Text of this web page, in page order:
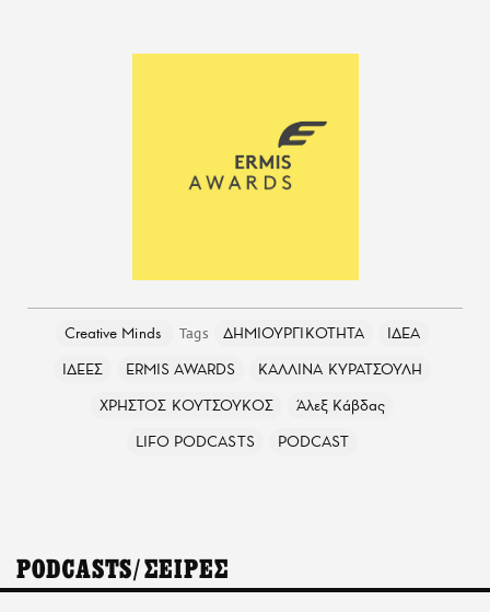
Creative Minds ΔΗΜΙΟΥΡΓΙΚΟΤΗΤΑ
ΙΔΕΑ
ΙΔΕΕΣ
ERMIS AWARDS
ΚΑΛΛΙΝΑ ΚΥΡΑΤΣΟΥΛΗ
ΧΡΗΣΤΟΣ ΚΟΥΤΣΟΥΚΟΣ
Άλεξ Κάβδας
LIFO PODCASTS
PODCAST
PODCASTS/ΣΕΙΡΕΣ